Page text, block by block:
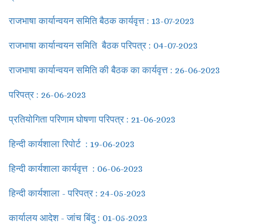
राजभाषा कार्यान्वयन समिति बैठक कार्यवृत्त : 13-07-2023
राजभाषा कार्यान्वयन समिति बैठक परिपत्र : 04-07-2023
राजभाषा कार्यान्वयन समिति की बैठक का कार्यवृत्त : 26-06-2023
परिपत्र : 26-06-2023
प्रतियोगिता परिणाम घोषणा परिपत्र : 21-06-2023
हिन्दी कार्यशाला रिपोर्ट : 19-06-2023
हिन्दी कार्यशाला कार्यवृत्त : 06-06-2023
हिन्दी कार्यशाला - परिपत्र : 24-05-2023
कार्यालय आदेश - जांच बिंदु : 01-05-2023